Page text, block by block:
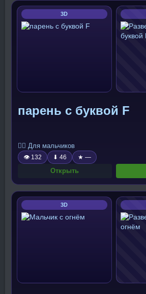
3D
парень с буквой F
🧍‍♂️ Для мальчиков
👁 132 ⬇ 46 ★ —
Открыть
3D